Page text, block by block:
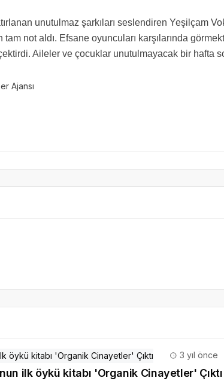
unutulmaz şarkıları seslendiren Yeşilçam
not aldı. Efsane oyuncuları karşılarında
Aileler ve çocuklar unutulmayacak bir hafta
Ajansı
3 yıl önce
ilk öykü kitabı 'Organik Cinayetler' Çıktı